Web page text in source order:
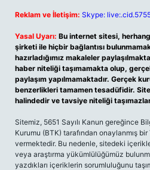
Reklam ve İletişim: Skype:
Yasal Uyarı: Bu internet sitesi,
şirketi ile hiçbir bağlantısı
hazırladığımız makaleler
haber niteliği taşımamakta olup,
paylaşım yapılmamaktadır. Gerçek
benzerlikleri tamamen tesadüfidir.
halindedir ve tavsiye niteliği
Sitemiz, 5651 Sayılı Kanun gereğince
Kurumu (BTK) tarafından onaylanmış
vermektedir. Bu nedenle, sitedeki
veya araştırma yükümlülüğümüz
yazdıkları içeriklerin sorumluluğunu